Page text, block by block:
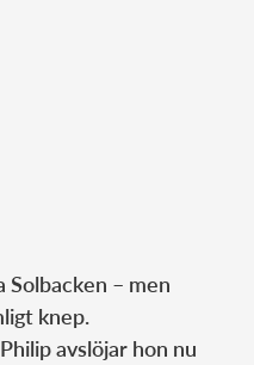
Solbacken – men
knep.
avslöjar hon nu